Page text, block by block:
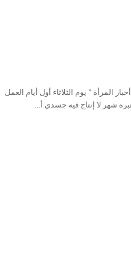
المرأة " يوم الثلاثاء أول أيام العمل
شهر لا إنتاج فيه جسدي أ...